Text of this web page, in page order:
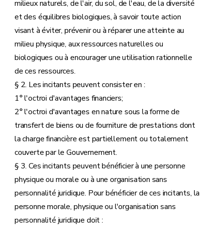
milieux naturels, de l'air, du sol, de l'eau, de la diversité
et des équilibres biologiques, à savoir toute action
visant à éviter, prévenir ou à réparer une atteinte au
milieu physique, aux ressources naturelles ou
biologiques ou à encourager une utilisation rationnelle
de ces ressources.
§ 2. Les incitants peuvent consister en :
1° l'octroi d'avantages financiers;
2° l'octroi d'avantages en nature sous la forme de
transfert de biens ou de fourniture de prestations dont
la charge financière est partiellement ou totalement
couverte par le Gouvernement.
§ 3. Ces incitants peuvent bénéficier à une personne
physique ou morale ou à une organisation sans
personnalité juridique. Pour bénéficier de ces incitants, la
personne morale, physique ou l'organisation sans
personnalité juridique doit :